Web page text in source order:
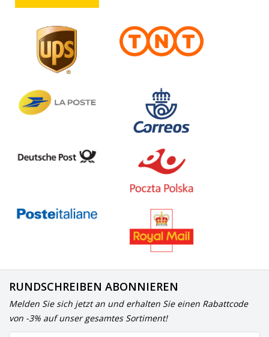
RUNDSCHREIBEN ABONNIEREN
Melden Sie sich jetzt an und erhalten Sie einen Rabattcode
von -3% auf unser gesamtes Sortiment!